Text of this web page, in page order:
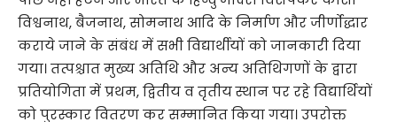
विश्वनाथ, बैजनाथ, सोमनाथ आदि के निर्माण और जीर्णोद्धार
कराये जाने के संबंध में सभी विद्यार्थीयों को जानकारी दिया
गया। तत्पश्चात मुख्य अतिथि और अन्य अतिथिगणों के द्वारा
प्रतियोगिता में प्रथम, द्वितीय व तृतीय स्थान पर रहे विद्यार्थियों
को पुरस्कार वितरण कर सम्मानित किया गया। उपरोक्त